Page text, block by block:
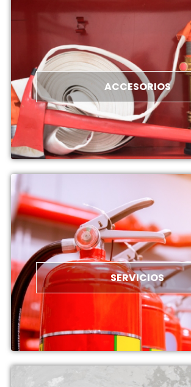
ACCESORIOS
SERVICIOS